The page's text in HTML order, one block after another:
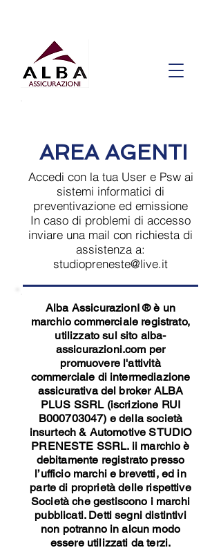
AREA AGENTI
Accedi con la tua User e Psw ai
sistemi informatici di
preventivazione ed emissione
In caso di problemi di accesso
inviare una mail con richiesta di
assistenza a:
studiopreneste@live.it
Alba AssicurazionI ® è un
marchio commerciale registrato,
utilizzato sul sito alba-
assicurazioni.com per
promuovere l'attività
commerciale di intermediazione
assicurativa del broker ALBA
PLUS SSRL (iscrizione RUI
B000703047) e della società
insurtech & AutomotiveSTUDIO
PRENESTE SSRL. ii marchio è
debitamente registrato presso
l’ufficio marchi e brevetti, ed in
parte di proprietà delle rispettive
Società che gestiscono i marchi
pubblicati. Detti segni distintivi
non potranno in alcun modo
essere utilizzati da terzi.